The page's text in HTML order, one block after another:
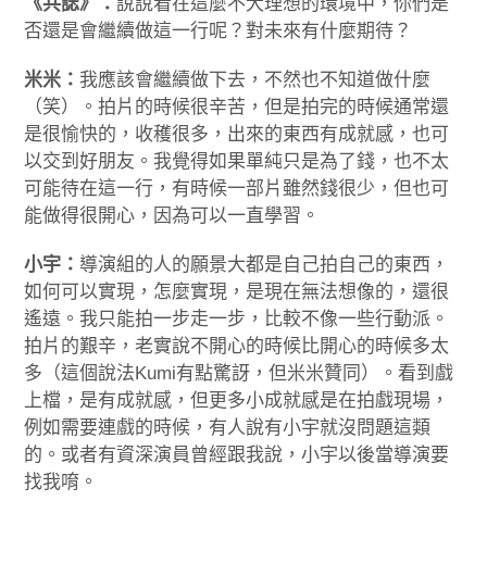
《共誌》： 說說看在這麼不大理想的環境中，你們是
否還是會繼續做這一行呢？對未來有什麼期待？
米米：我應該會繼續做下去，不然也不知道做什麼
（笑）。拍片的時候很辛苦，但是拍完的時候通常還
是很愉快的，收穫很多，出來的東西有成就感，也可
以交到好朋友。我覺得如果單純只是為了錢，也不太
可能待在這一行，有時候一部片雖然錢很少，但也可
能做得很開心，因為可以一直學習。
小宇： 導演組的人的願景大都是自己拍自己的東西，
如何可以實現，怎麼實現，是現在無法想像的，還很
遙遠。我只能拍一步走一步，比較不像一些行動派。
拍片的艱辛，老實說不開心的時候比開心的時候多太
多（這個說法Kumi有點驚訝，但米米贊同）。看到戲
上檔，是有成就感，但更多小成就感是在拍戲現場，
例如需要連戲的時候，有人說有小宇就沒問題這類
的。或者有資深演員曾經跟我說，小宇以後當導演要
找我唷。